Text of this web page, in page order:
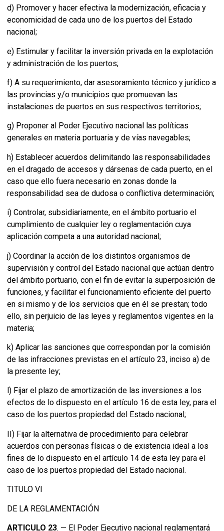
d) Promover y hacer efectiva la modernización, eficacia y
economicidad de cada uno de los puertos del Estado
nacional;
e) Estimular y facilitar la inversión privada en la explotación
y administración de los puertos;
f) A su requerimiento, dar asesoramiento técnico y jurídico a
las provincias y/o municipios que promuevan las
instalaciones de puertos en sus respectivos territorios;
g) Proponer al Poder Ejecutivo nacional las políticas
generales en materia portuaria y de vías navegables;
h) Establecer acuerdos delimitando las responsabilidades
en el dragado de accesos y dársenas de cada puerto, en el
caso que ello fuera necesario en zonas donde la
responsabilidad sea de dudosa o conflictiva determinación;
i) Controlar, subsidiariamente, en el ámbito portuario el
cumplimiento de cualquier ley o reglamentación cuya
aplicación competa a una autoridad nacional;
j) Coordinar la acción de los distintos organismos de
supervisión y control del Estado nacional que actúan dentro
del ámbito portuario, con el fin de evitar la superposición de
funciones, y facilitar el funcionamiento eficiente del puerto
en si mismo y de los servicios que en él se prestan; todo
ello, sin perjuicio de las leyes y reglamentos vigentes en la
materia;
k) Aplicar las sanciones que correspondan por la comisión
de las infracciones previstas en el artículo 23, inciso a) de
la presente ley;
l) Fijar el plazo de amortización de las inversiones a los
efectos de lo dispuesto en el artículo 16 de esta ley, para el
caso de los puertos propiedad del Estado nacional;
II) Fijar la alternativa de procedimiento para celebrar
acuerdos con personas físicas o de existencia ideal a los
fines de lo dispuesto en el artículo 14 de esta ley para el
caso de los puertos propiedad del Estado nacional.
TITULO VI
DE LA REGLAMENTACIÓN
ARTICULO 23. — El Poder Ejecutivo nacional reglamentará